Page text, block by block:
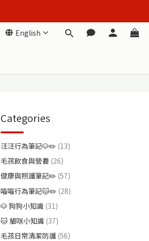
English
Categories
汪汪行為筆記🐶✏️ (13)
毛孩飲食與營養 (26)
健康與照護筆記✏️ (57)
喵喵行為筆記🐱✏️ (28)
🐶 狗狗小知識 (31)
🐱 貓咪小知識 (37)
毛孩日常清潔防護 (56)